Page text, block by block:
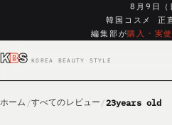
8月9日（
韓国コスメ 正
編集部が購入・実
サ
ホーム すべてのレビュー 23years old